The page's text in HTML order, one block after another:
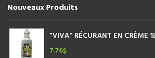
Nouveaux Produits
"VIVA" RÉCURANT EN CRÈME
7.76$